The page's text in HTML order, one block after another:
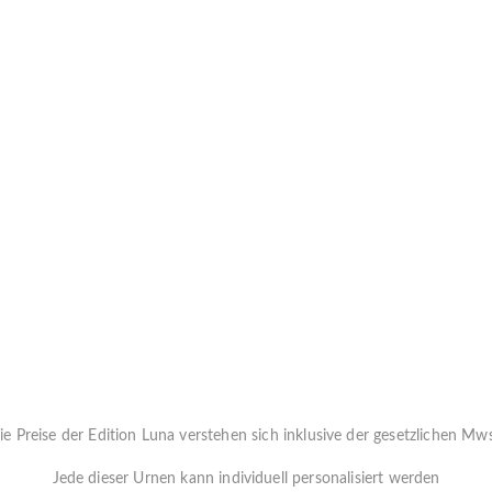
Preise der Edition Luna verstehen sich inklusive der gesetzlichen
Jede dieser Urnen kann individuell personalisiert werden